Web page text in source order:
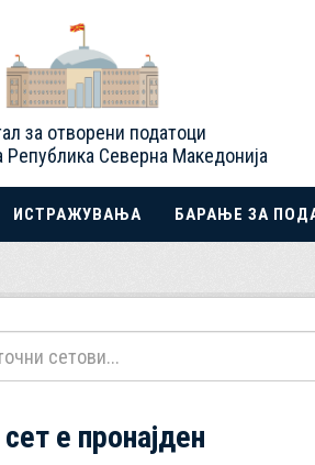
за отворени податоци
Република Северна Македонија
ИСТРАЖУВАЊА БАРАЊЕ ЗА
е пронајден